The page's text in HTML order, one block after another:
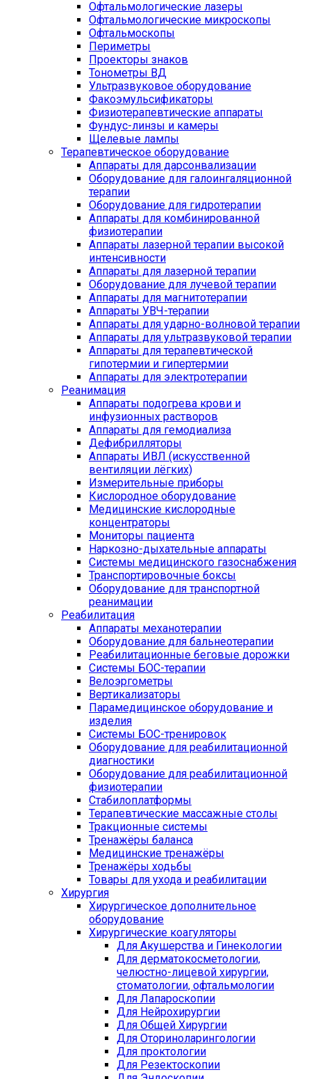
Офтальмологические лазеры
Офтальмологические микроскопы
Офтальмоскопы
Периметры
Проекторы знаков
Тонометры ВД
Ультразвуковое оборудование
Факоэмульсификаторы
Физиотерапевтические аппараты
Фундус-линзы и камеры
Щелевые лампы
Терапевтическое оборудование
Аппараты для дарсонвализации
Оборудование для галоингаляционной
терапии
Оборудование для гидротерапии
Аппараты для комбинированной
физиотерапии
Аппараты лазерной терапии высокой
интенсивности
Аппараты для лазерной терапии
Оборудование для лучевой терапии
Аппараты для магнитотерапии
Аппараты УВЧ-терапии
Аппараты для ударно-волновой терапии
Аппараты для ультразвуковой терапии
Аппараты для терапевтической
гипотермии и гипертермии
Аппараты для электротерапии
Реанимация
Аппараты подогрева крови и
инфузионных растворов
Аппараты для гемодиализа
Дефибрилляторы
Аппараты ИВЛ (искусственной
вентиляции лёгких)
Измерительные приборы
Кислородное оборудование
Медицинские кислородные
концентраторы
Мониторы пациента
Наркозно-дыхательные аппараты
Системы медицинского газоснабжения
Транспортировочные боксы
Оборудование для транспортной
реанимации
Реабилитация
Аппараты механотерапии
Оборудование для бальнеотерапии
Реабилитационные беговые дорожки
Системы БОС-терапии
Велоэргометры
Вертикализаторы
Парамедицинское оборудование и
изделия
Системы БОС-тренировок
Оборудование для реабилитационной
диагностики
Оборудование для реабилитационной
физиотерапии
Стабилоплатформы
Терапевтические массажные столы
Тракционные системы
Тренажёры баланса
Медицинские тренажёры
Тренажёры ходьбы
Товары для ухода и реабилитации
Хирургия
Хирургическое дополнительное
оборудование
Хирургические коагуляторы
Для Акушерства и Гинекологии
Для дерматокосметологии,
челюстно-лицевой хирургии,
стоматологии, офтальмологии
Для Лапароскопии
Для Нейрохирургии
Для Общей Хирургии
Для Оториноларингологии
Для проктологии
Для Резектоскопии